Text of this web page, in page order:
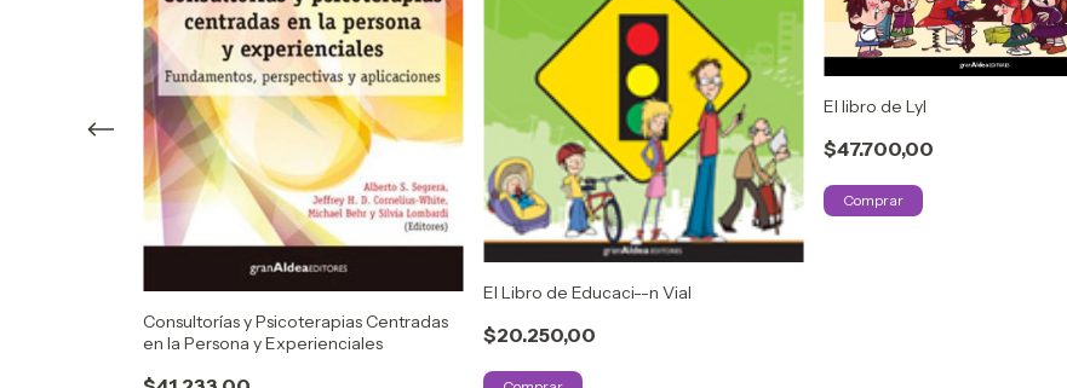
Consultorías y Psicoterapias Centradas
en la Persona y Experienciales
El Libro de Educaci--n Vial
$20.250,00
El libro de Lyl
$47.700,00